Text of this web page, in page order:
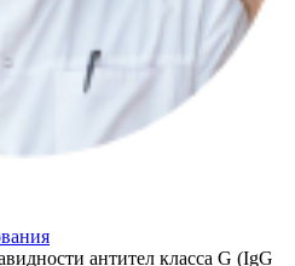
антител класса G (IgG